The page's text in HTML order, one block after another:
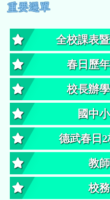
左邊區域內容
重要選單
全校課表
春日歷
校長辦
國中
德武春日
教
校